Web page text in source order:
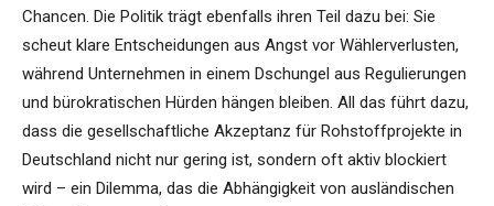
Chancen. Die Politik trägt ebenfalls ihren Teil dazu bei: Sie
scheut klare Entscheidungen aus Angst vor Wählerverlusten,
während Unternehmen in einem Dschungel aus Regulierungen
und bürokratischen Hürden hängen bleiben. All das führt dazu,
dass die gesellschaftliche Akzeptanz für Rohstoffprojekte in
Deutschland nicht nur gering ist, sondern oft aktiv blockiert
wird – ein Dilemma, das die Abhängigkeit von ausländischen